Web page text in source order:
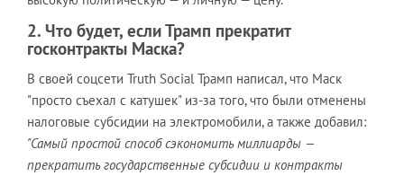
2. Что будет, если Трамп прекратит
госконтракты Маска?
В своей соцсети Truth Social Трамп написал, что Маск
"просто съехал с катушек" из-за того, что были отменены
налоговые субсидии на электромобили, а также добавил:
"Самый простой способ сэкономить миллиарды —
прекратить государственные субсидии и контракты